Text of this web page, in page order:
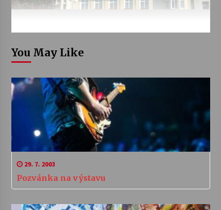
You May Like
29. 7. 2003
Pozvánka na výstavu